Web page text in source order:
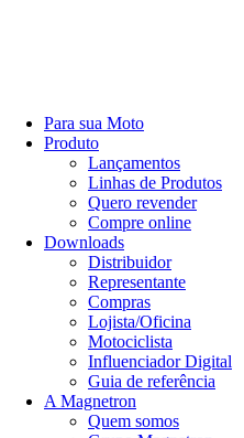
Para sua Moto
Produto
Lançamentos
Linhas de Produtos
Quero revender
Compre online
Downloads
Distribuidor
Representante
Compras
Lojista/Oficina
Motociclista
Influenciador Digital
Guia de referência
A Magnetron
Quem somos